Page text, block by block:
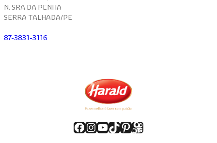
N. SRA DA PENHA
SERRA TALHADA/PE
87-3831-3116
Facebook
Instagram
Youtube
TikTok
Pinterest
Kwai